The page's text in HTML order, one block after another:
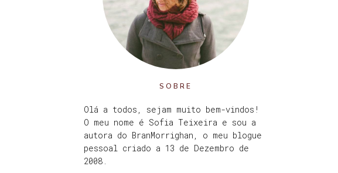
SOBRE
Olá a todos, sejam muito bem-vindos!
O meu nome é Sofia Teixeira e sou a
autora do BranMorrighan, o meu blogue
pessoal criado a 13 de Dezembro de
2008.